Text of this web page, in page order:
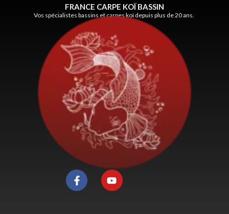
FRANCE CARPE KOÏ BASSIN
Vos spécialistes bassins et carpes koï depuis plus de 20 ans.
F
a
c
Y
o
u